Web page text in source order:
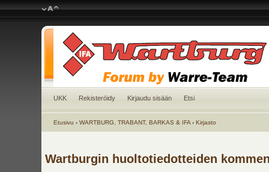
UKK Rekisteröidy Kirjaudu sisään Etsi
Etusivu ‹ WARTBURG, TRABANT, BARKAS & IFA ‹ Kirjasto
Wartburgin huoltotiedotteiden